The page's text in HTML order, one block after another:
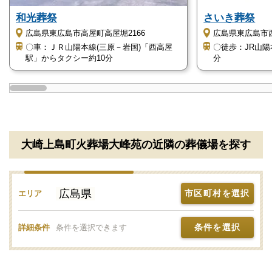
大崎上島町火葬場大峰苑には、駐車場があります。
普通車用8台、身障者用1台分の駐車スペースが用意さ
れています。
大崎上島町火葬場大峰苑の火葬場について
火葬炉の使用時間は、午前9時から午後5時までとなり
ます。
なお、入炉の最終時間は午後3時半となっています。
大崎上島町火葬場大峰苑の安置施設について
大崎上島町火葬場大峰苑には安置施設があるため、葬
和光葬祭
広島県東広島市高屋町高屋堀2166
〇車：ＪＲ山陽本線(三原－岩国)「西高屋
駅」からタクシー約10分
さいき葬祭
広島県東広島市
〇徒歩：JR山
分
大崎上島町火葬場大峰苑の近隣の葬儀場を探す
エリア 広島県 市区町村を選択
詳細条件 条件を選択できます 条件を選択